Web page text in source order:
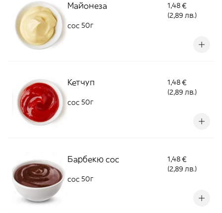
Майонеза
1,48 €
(2,89 лв.)
сос 50г
Кетчуп
1,48 €
(2,89 лв.)
сос 50г
Барбекю сос
1,48 €
(2,89 лв.)
сос 50г